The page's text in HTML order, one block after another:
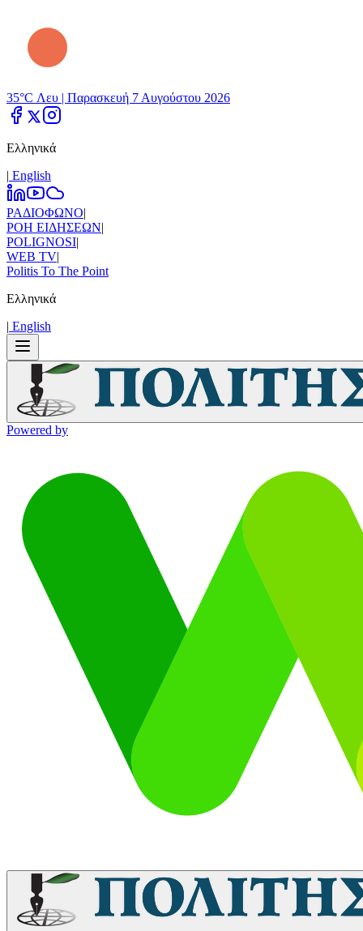
35°C Λευ | Παρασκευή 7 Αυγούστου 2026
Ελληνικά
| Εnglish
ΡΑΔΙΟΦΩΝΟ|
ΡΟΗ ΕΙΔΗΣΕΩΝ|
POLIGNOSI|
WEB TV|
Politis To The Point
Ελληνικά
| Εnglish
Powered by